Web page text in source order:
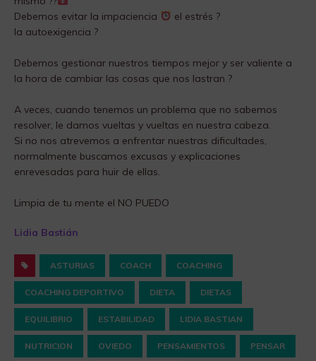
Debemos evitar la impaciencia
el estrés ?
la autoexigencia ?
Debemos gestionar nuestros tiempos mejor y ser valiente a
la hora de cambiar las cosas que nos lastran ?
A veces, cuando tenemos un problema que no sabemos
resolver, le damos vueltas y vueltas en nuestra cabeza.
Si no nos atrevemos a enfrentar nuestras dificultades,
normalmente buscamos excusas y explicaciones
enrevesadas para huir de ellas.
Limpia de tu mente el NO PUEDO
Lidia Bastián
ASTURIAS COACH COACHING
COACHING DEPORTIVO DIETA DIETAS
EQUILIBRIO ESTABILIDAD LIDIA BASTIAN
NUTRICION OVIEDO PENSAMIENTOS PENSAR